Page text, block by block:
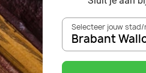
Selecteer jouw stad/
Brabant